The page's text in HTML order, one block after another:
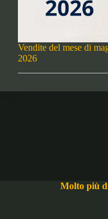
Vendite del mese di
2026
Molto più